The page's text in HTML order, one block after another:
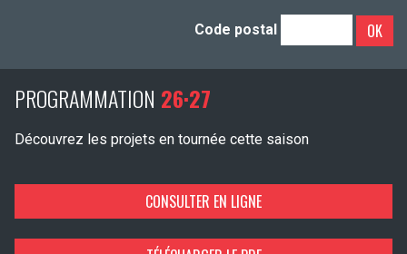
Code postal OK
PROGRAMMATION 26·27
Découvrez les projets en tournée cette saison
CONSULTER EN LIGNE